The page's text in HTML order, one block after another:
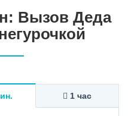
Вызов Деда
1 час